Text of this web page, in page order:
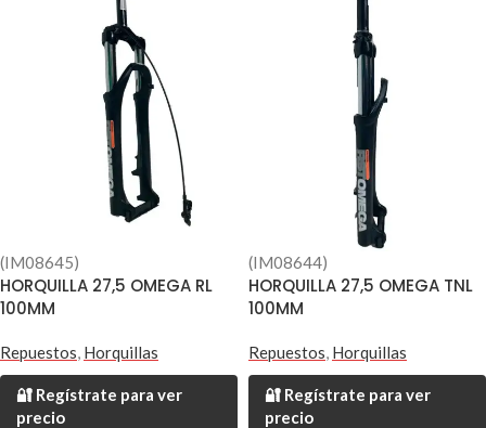
(IM08645)
HORQUILLA 27,5 OMEGA RL
100MM
Repuestos, Horquillas
🔐 Regístrate para ver
precio
(IM08644)
HORQUILLA 27,5 OMEGA TNL
100MM
Repuestos, Horquillas
🔐 Regístrate para ver
precio